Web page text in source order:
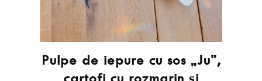
Pulpe de iepure cu sos „Ju”,